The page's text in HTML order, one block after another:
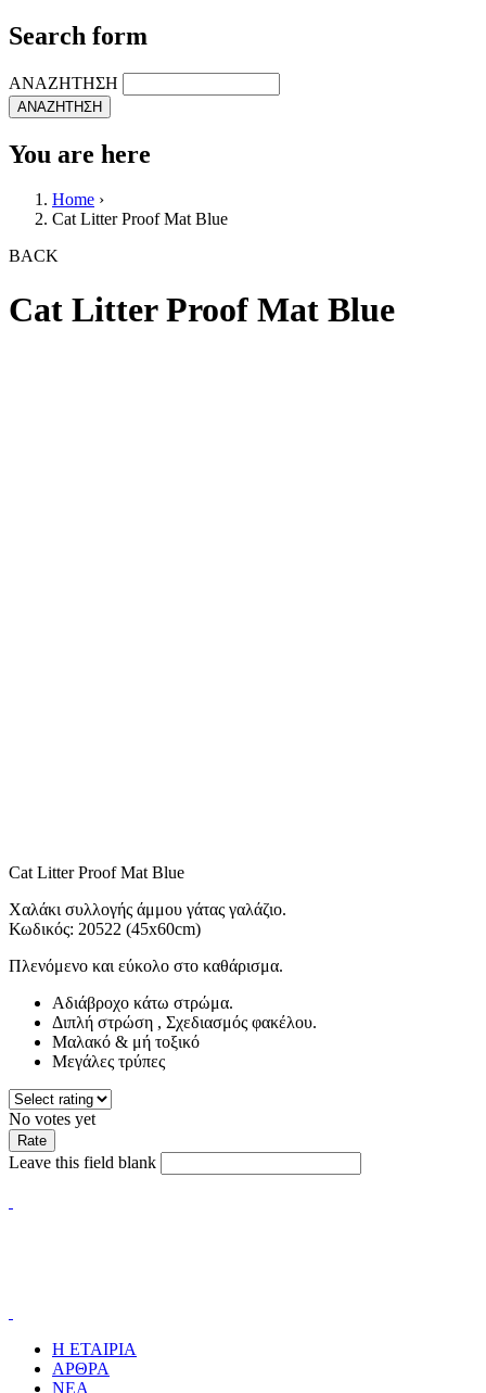
Search form
ΑΝΑΖΗΤΗΣΗ
You are here
Home ›
Cat Litter Proof Mat Blue
BACK
Cat Litter Proof Mat Blue
Cat Litter Proof Mat Blue
Χαλάκι συλλογής άμμου γάτας γαλάζιο.
Κωδικός: 20522 (45x60cm)
Πλενόμενο και εύκολο στο καθάρισμα.
Αδιάβροχο κάτω στρώμα.
Διπλή στρώση , Σχεδιασμός φακέλου.
Μαλακό & μή τοξικό
Μεγάλες τρύπες
No votes yet
Leave this field blank
Η ΕΤΑΙΡΙΑ
ΑΡΘΡΑ
ΝΕΑ